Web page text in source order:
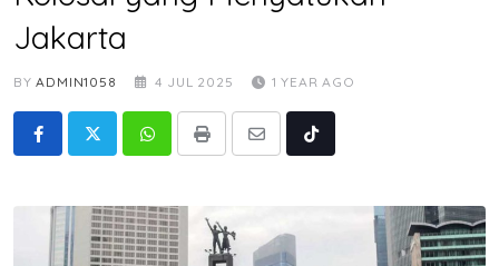
Jakarta
BYADMIN1058 4 JUL 2025 1 YEAR AGO
WhatsappPrint
Share
Tiktok